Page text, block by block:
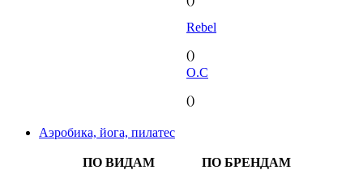
Rebel
()
O.C
()
Аэробика, йога, пилатес
ПО ВИДАМ ПО БРЕНДАМ